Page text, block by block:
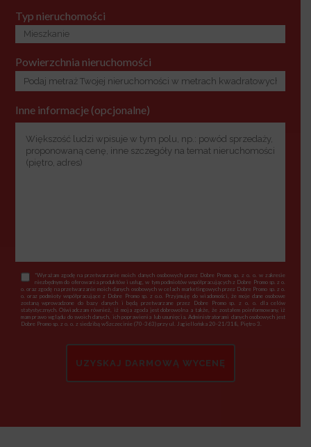
Typ nieruchomości
Powierzchnia nieruchomości
Inne informacje (opcjonalne)
*Wyrażam zgodę na przetwarzanie moich danych osobowych przez Dobre Promo sp. z o. o. w zakresie
niezbędnym do oferowania produktów i usług, w tym podmiotów współpracujących z Dobre Promo sp. z o.
o. oraz zgodę na przetwarzanie moich danych osobowych w celach marketingowych przez Dobre Promo sp. z o.
o. oraz podmioty współpracujące z Dobre Promo sp. z o.o. Przyjmuję do wiadomości, że moje dane osobowe
zostaną wprowadzone do bazy danych i będą przetwarzane przez Dobre Promo sp. z o. o. dla celów
statystycznych. Oświadczam również, iż moja zgoda jest dobrowolna a także, że zostałem poinformowany, iż
mam prawo wglądu do swoich danych, ich poprawienia lub usunięcia. Administratorami danych osobowych jest
Dobre Promo sp. z o. o. z siedzibą wSzczecinie (70-363) przy ul. Jagiellońska 20-21/318, Piętro 3.